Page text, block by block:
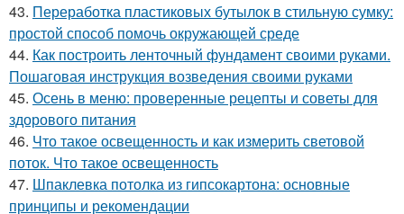
43. Переработка пластиковых бутылок в стильную сумку:
простой способ помочь окружающей среде
44. Как построить ленточный фундамент своими руками.
Пошаговая инструкция возведения своими руками
45. Осень в меню: проверенные рецепты и советы для
здорового питания
46. Что такое освещенность и как измерить световой
поток. Что такое освещенность
47. Шпаклевка потолка из гипсокартона: основные
принципы и рекомендации